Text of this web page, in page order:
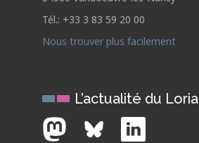
Tél.: +33 3 83 59 20 00
Nous trouver plus facilement
L’actualité du Loria